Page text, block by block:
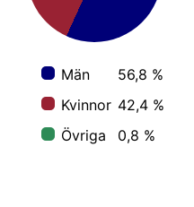
Män
56,8 %
Kvinnor 42,4 %
Övriga
0,8 %